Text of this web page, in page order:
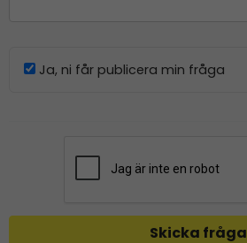
Ja, ni får publicera min fråga
Skicka fråga